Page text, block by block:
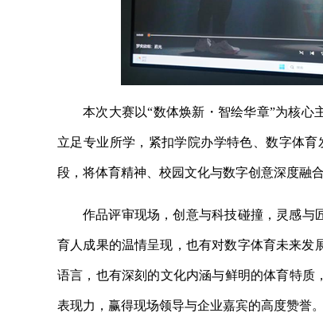
本次大赛以“数体焕新・智绘华章”为核
立足专业所学，紧扣学院办学特色、数字体
段，将体育精神、校园文化与数字创意深度融
作品评审现场，创意与科技碰撞，灵感与
育人成果的温情呈现，也有对数字体育未来
语言，也有深刻的文化内涵与鲜明的体育特
表现力，赢得现场领导与企业嘉宾的高度赞誉。